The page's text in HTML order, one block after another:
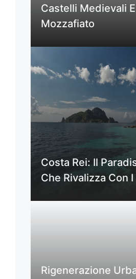
Castelli Medievali
Mozzafiato
Costa Rei: Il
Che Rivalizza Con
Rigenerazione